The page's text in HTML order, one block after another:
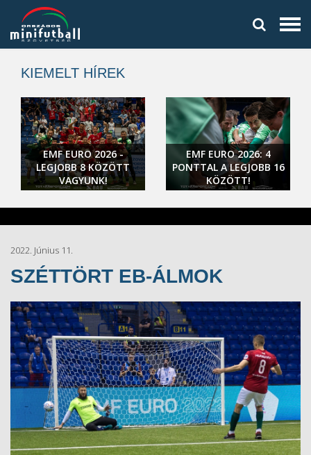
KIEMELT HÍREK
EMF EURO 2026 -
LEGJOBB 8 KÖZÖTT
VAGYUNK!
EMF EURO 2026: 4
PONTTAL A LEGJOBB 16
KÖZÖTT!
2022. Június 11.
SZÉTTÖRT EB-ÁLMOK